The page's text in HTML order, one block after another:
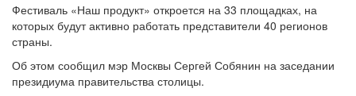
Фестиваль «Наш продукт» откроется на 33 площадках, на
которых будут активно работать представители 40 регионов
страны.
Об этом сообщил мэр Москвы Сергей Собянин на заседании
президиума правительства столицы.